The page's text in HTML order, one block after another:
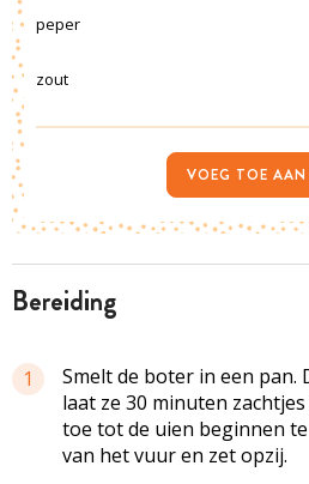
bereiding
1
Smelt de boter in een pan.
laat ze 30 minuten
toe tot de uien beginnen
van het vuur en zet opzij.
peper
zout
VOEG TOE AAN